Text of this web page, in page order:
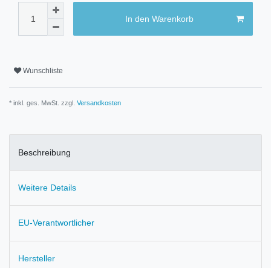
In den Warenkorb
Wunschliste
* inkl. ges. MwSt. zzgl. Versandkosten
Beschreibung
Weitere Details
EU-Verantwortlicher
Hersteller